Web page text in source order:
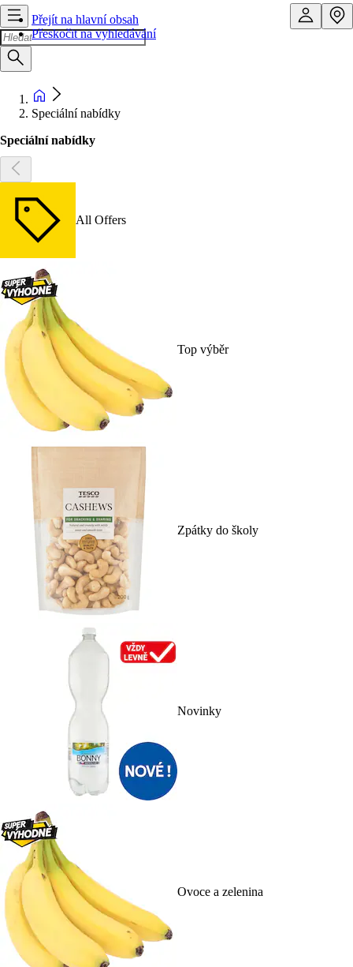
Přejít na hlavní obsah
Přeskočit na vyhledávání
Speciální nabídky
Speciální nabídky
All Offers
Top výběr
Zpátky do školy
Novinky
Ovoce a zelenina